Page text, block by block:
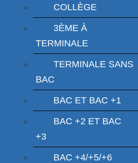
COLLÈGE
3ÈME À
TERMINALE
TERMINALE SANS
BAC
BAC ET BAC +1
BAC +2 ET BAC
+3
BAC +4/+5/+6